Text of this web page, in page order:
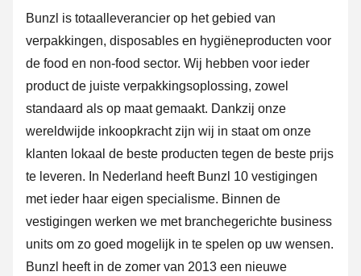
Bunzl is totaalleverancier op het gebied van
verpakkingen, disposables en hygiëneproducten voor
de food en non-food sector. Wij hebben voor ieder
product de juiste verpakkingsoplossing, zowel
standaard als op maat gemaakt. Dankzij onze
wereldwijde inkoopkracht zijn wij in staat om onze
klanten lokaal de beste producten tegen de beste prijs
te leveren. In Nederland heeft Bunzl 10 vestigingen
met ieder haar eigen specialisme. Binnen de
vestigingen werken we met branchegerichte business
units om zo goed mogelijk in te spelen op uw wensen.
Bunzl heeft in de zomer van 2013 een nieuwe